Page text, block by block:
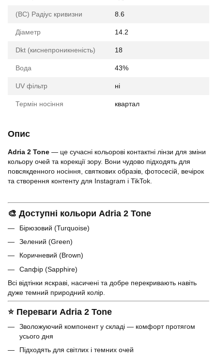
(BC) Радіус кривизни 8.6
Діаметр 14.2
Dkt (киснепроникненість) 18
Вода 43%
UV фільтр ні
Термін носіння квартал
Опис
Adria 2 Tone — це сучасні кольорові контактні лінзи для зміни
кольору очей та корекції зору. Вони чудово підходять для
повсякденного носіння, святкових образів, фотосесій, вечірок
та створення контенту для Instagram і TikTok.
🎨 Доступні кольори Adria 2 Tone
Бірюзовий (Turquoise)
Зелений (Green)
Коричневий (Brown)
Сапфір (Sapphire)
Всі відтінки яскраві, насичені та добре перекривають навіть
дуже темний природний колір.
⭐ Переваги Adria 2 Tone
Зволожуючий компонент у складі — комфорт протягом
усього дня
Підходять для світлих і темних очей